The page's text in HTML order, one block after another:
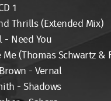
1
Thrills (Extended Mix)
- Need You
(Thomas Schwartz &
- Vernal
- Shadows